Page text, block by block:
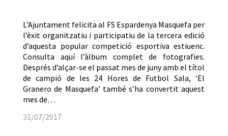
L’Ajuntament felicita al FS Espardenya Masquefa per
l’èxit organitzatiu i participatiu de la tercera edició
d’aquesta popular competició esportiva estiuenc.
Consulta aquí l’àlbum complet de fotografies.
Després d’alçar-se el passat mes de juny amb el títol
de campió de les 24 Hores de Futbol Sala, ‘El
Granero de Masquefa’ també s’ha convertit aquest
mes de…
31/07/2017